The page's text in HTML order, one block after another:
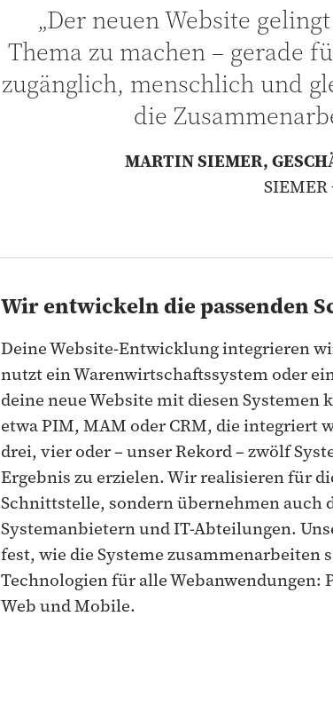
„Der neuen Website
Thema zu machen – gerade
zugänglich, menschlich und
die
MARTIN SIEMER,
SIEMER
Wir entwickeln die passenden
Deine Website-Entwicklung integrieren
nutzt ein Warenwirtschaftssystem oder
deine neue Website mit diesen
etwa PIM, MAM oder CRM, die integriert
drei, vier oder – unser Rekord – zwölf
Ergebnis zu erzielen. Wir realisieren für
Schnittstelle, sondern übernehmen
Systemanbietern und IT-Abteilungen.
fest, wie die Systeme
Technologien für alle Webanwendungen:
Web und Mobile.